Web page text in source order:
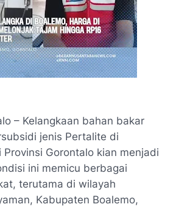
– Kelangkaan bahan bakar
jenis Pertalite di
Provinsi Gorontalo kian menjadi
ini memicu berbagai
terutama di wilayah
Kabupaten Boalemo,